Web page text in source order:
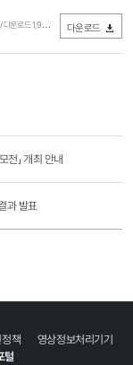
로드 1,923회) 다운로드
전」 개최 안내
과 발표
책
영상정보처리기기
털